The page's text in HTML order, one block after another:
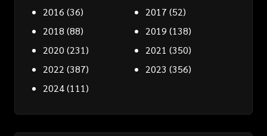
2016 (36) 2017 (52)
2018 (88) 2019 (138)
2020 (231) 2021 (350)
2022 (387) 2023 (356)
2024(111)